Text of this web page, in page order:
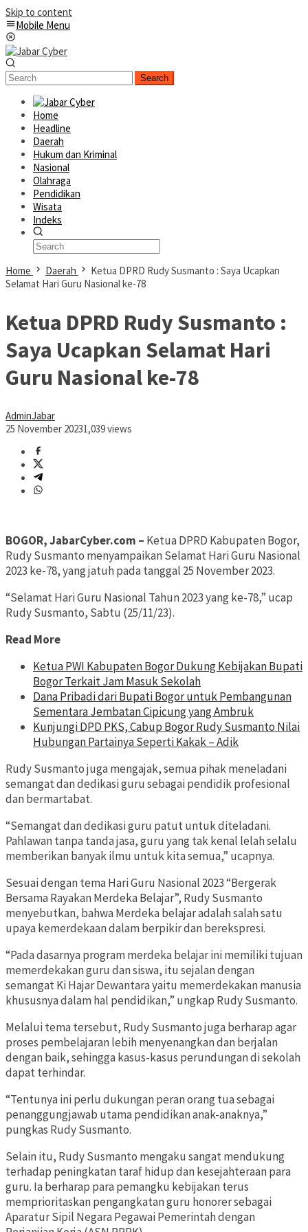
Skip to content
Mobile Menu
Search
Home
Headline
Daerah
Hukum dan Kriminal
Nasional
Olahraga
Pendidikan
Wisata
Indeks
Home Daerah
Ketua DPRD Rudy Susmanto : Saya Ucapkan
Selamat Hari Guru Nasional ke-78
Ketua DPRD Rudy Susmanto :
Saya Ucapkan Selamat Hari
Guru Nasional ke-78
AdminJabar
25 November 20231,039 views
BOGOR, JabarCyber.com – Ketua DPRD Kabupaten Bogor,
Rudy Susmanto menyampaikan Selamat Hari Guru Nasional
2023 ke-78, yang jatuh pada tanggal 25 November 2023.
“Selamat Hari Guru Nasional Tahun 2023 yang ke-78,” ucap
Rudy Susmanto, Sabtu (25/11/23).
Read More
Ketua PWI Kabupaten Bogor Dukung Kebijakan Bupati
Bogor Terkait Jam Masuk Sekolah
Dana Pribadi dari Bupati Bogor untuk Pembangunan
Sementara Jembatan Cipicung yang Ambruk
Kunjungi DPD PKS, Cabup Bogor Rudy Susmanto Nilai
Hubungan Partainya Seperti Kakak – Adik
Rudy Susmanto juga mengajak, semua pihak meneladani
semangat dan dedikasi guru sebagai pendidik profesional
dan bermartabat.
“Semangat dan dedikasi guru patut untuk diteladani.
Pahlawan tanpa tanda jasa, guru yang tak kenal lelah selalu
memberikan banyak ilmu untuk kita semua,” ucapnya.
Sesuai dengan tema Hari Guru Nasional 2023 “Bergerak
Bersama Rayakan Merdeka Belajar”, Rudy Susmanto
menyebutkan, bahwa Merdeka belajar adalah salah satu
upaya kemerdekaan dalam berpikir dan berekspresi.
“Pada dasarnya program merdeka belajar ini memiliki tujuan
memerdekakan guru dan siswa, itu sejalan dengan
semangat Ki Hajar Dewantara yaitu memerdekakan manusia
khususnya dalam hal pendidikan,” ungkap Rudy Susmanto.
Melalui tema tersebut, Rudy Susmanto juga berharap agar
proses pembelajaran lebih menyenangkan dan berjalan
dengan baik, sehingga kasus-kasus perundungan di sekolah
dapat terhindar.
“Tentunya ini perlu dukungan peran orang tua sebagai
penanggungjawab utama pendidikan anak-anaknya,”
pungkas Rudy Susmanto.
Selain itu, Rudy Susmanto mengaku sangat mendukung
terhadap peningkatan taraf hidup dan kesejahteraan para
guru. Ia berharap para pemangku kebijakan terus
memprioritaskan pengangkatan guru honorer sebagai
Aparatur Sipil Negara Pegawai Pemerintah dengan